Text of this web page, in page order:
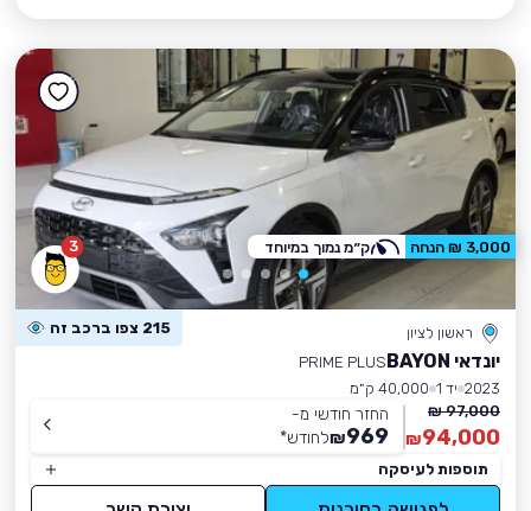
3
ראשון לציון 215 צפו ברכב זה
יונדאי BAYON
PRIME PLUS
2023 יד 1
40,000 ק״מ
97,000 ₪
94,000
₪
החזר חודשי מ-
969
₪לחודש*
תוספות לעיסקה
3,000 ₪ הנחה ק״מ נמוך במיוחד